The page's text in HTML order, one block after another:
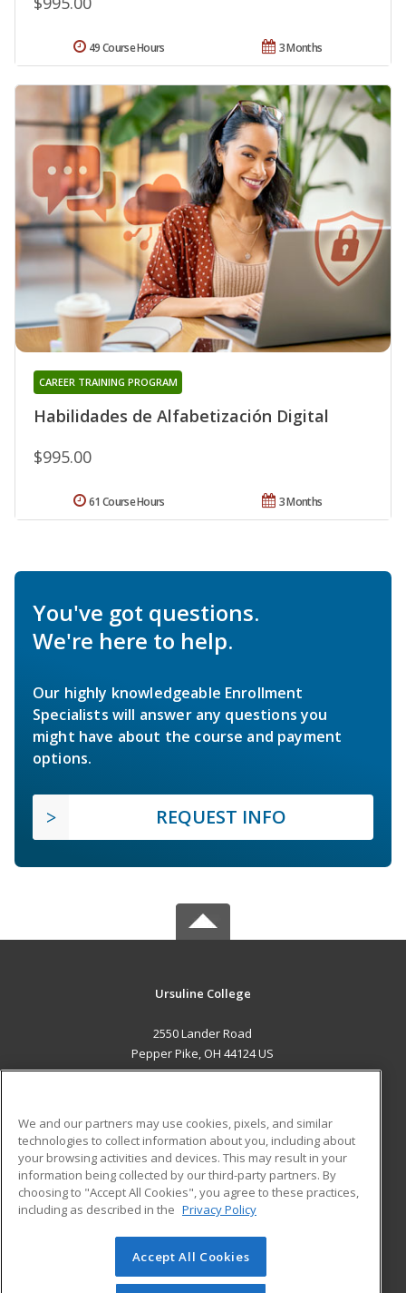
3 Months
49 Course Hours
Habilidades de Alfabetización Digital
CAREER TRAINING PROGRAM
$995.00
3 Months
61 Course Hours
You've got questions.
We're here to help.
Our highly knowledgeable Enrollment
Specialists will answer any questions you
might have about the course and payment
options.
REQUEST INFO
Ursuline College
2550 Lander Road
Pepper Pike, OH 44124 US
ADDITIONAL RESOURCES
Military
Financial Assistance
Help
Student Blog
© 2026 ed2go, a division of Cengage Learning. All rights
reserved. The material on this site cannot be reproduced or
We and our partners may use cookies, pixels, and similar
technologies to collect information about you, including about
your browsing activities and devices. This may result in your
information being collected by our third-party partners. By
choosing to "Accept All Cookies", you agree to these practices,
including as described in the Privacy Policy
Accept All Cookies